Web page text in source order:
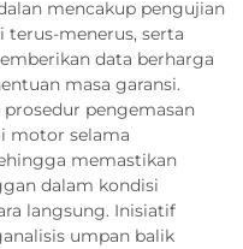
mencakup pengujian
terus-menerus, serta
data berharga
masa garansi.
pengemasan
motor selama
memastikan
dalam kondisi
langsung. Inisiatif
umpan balik